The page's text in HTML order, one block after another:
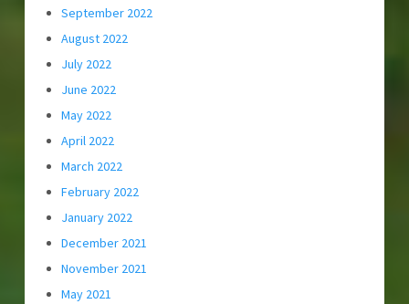
September 2022
August 2022
July 2022
June 2022
May 2022
April 2022
March 2022
February 2022
January 2022
December 2021
November 2021
May 2021